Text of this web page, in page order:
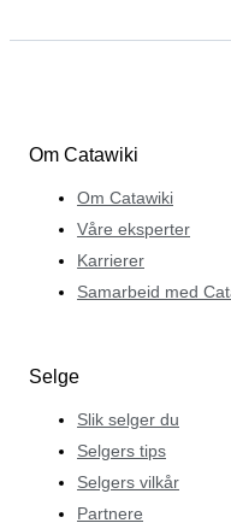
Om Catawiki
Om Catawiki
Våre eksperter
Karrierer
Samarbeid med
Selge
Slik selger du
Selgers tips
Selgers vilkår
Partnere